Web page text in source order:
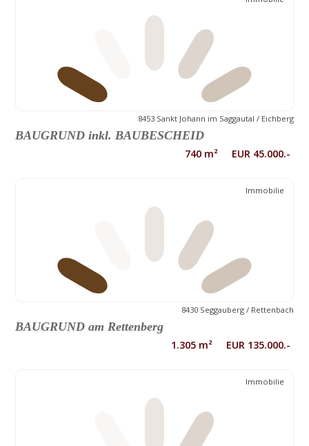
8453 Sankt Johann im Saggautal / Eichberg
BAUGRUND inkl. BAUBESCHEID
740 m² EUR 45.000.-
Immobilie
8430 Seggauberg / Rettenbach
BAUGRUND am Rettenberg
1.305 m² EUR 135.000.-
Immobilie